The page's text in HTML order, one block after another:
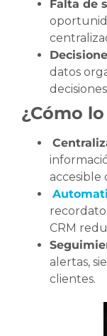
Falta de
datos
¿Cómo
accesible
CRM
alertas,
clientes.